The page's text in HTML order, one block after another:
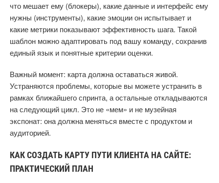
что мешает ему (блокеры), какие данные и интерфейс ему
нужны (инструменты), какие эмоции он испытывает и
какие метрики показывают эффективность шага. Такой
шаблон можно адаптировать под вашу команду, сохранив
единый язык и понятные критерии оценки.
Важный момент: карта должна оставаться живой.
Устраняются проблемы, которые вы можете устранить в
рамках ближайшего спринта, а остальные откладываются
на следующий цикл. Это не «мем» и не музейная
экспонат: она должна меняться вместе с продуктом и
аудиторией.
КАК СОЗДАТЬ КАРТУ ПУТИ КЛИЕНТА НА САЙТЕ:
ПРАКТИЧЕСКИЙ ПЛАН